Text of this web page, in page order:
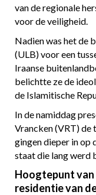
van de regionale
voor de veiligheid.
Nadien was het de
(ULB) voor een
Iraanse
belichtte ze de
de Islamitische
In de namiddag
Vrancken (VRT) de
gingen dieper in op
staat die lang werd
Hoogtepunt van
residentie van